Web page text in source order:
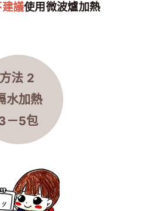
建議使用微波爐加熱
方法 2
水加熱
－5包